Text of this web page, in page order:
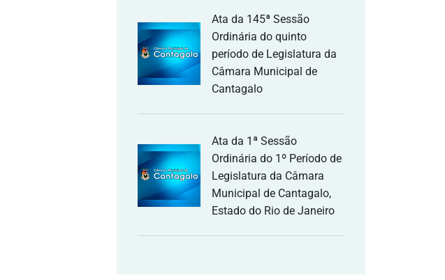
Ata da 145ª Sessão
Ordinária do quinto
período de Legislatura da
Câmara Municipal de
Cantagalo
Ata da 1ª Sessão
Ordinária do 1º Período de
Legislatura da Câmara
Municipal de Cantagalo,
Estado do Rio de Janeiro